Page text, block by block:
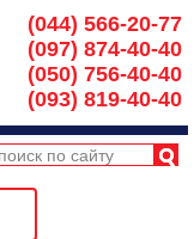
(044) 566-20-77
(097) 874-40-40
(050) 756-40-40
(093) 819-40-40